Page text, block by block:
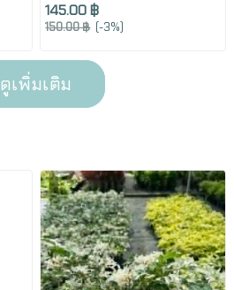
145.00 ฿
150.00 ฿ (-3%)
ดูเพิ่มเติม